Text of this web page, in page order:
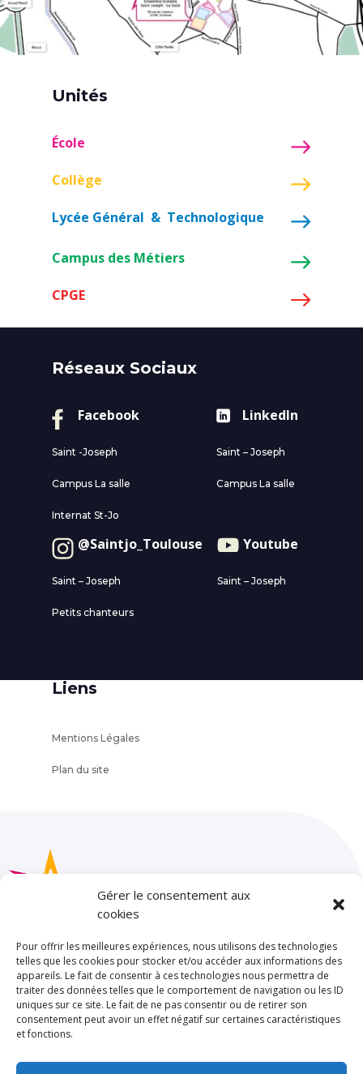
Gérer le consentement aux
cookies
Pour offrir les meilleures expériences, nous utilisons des technologies
telles que les cookies pour stocker et/ou accéder aux informations des
appareils. Le fait de consentir à ces technologies nous permettra de
traiter des données telles que le comportement de navigation ou les ID
uniques sur ce site. Le fait de ne pas consentir ou de retirer son
consentement peut avoir un effet négatif sur certaines caractéristiques
et fonctions.
SAINT JOSEPH – LA SALLE TOULOUSE
85 rue de Limayrac. BP 25202
31079 TOULOUSE CEDEX 5
Standard
Unités
École
Collège
Lycée Général & Technologique
Campus des Métiers
CPGE
Réseaux Sociaux
Facebook
Saint -Joseph
Campus La salle
Internat St-Jo
LinkedIn
Saint – Joseph
Campus La salle
@Saintjo_Toulouse
Saint – Joseph
Petits chanteurs
Youtube
Saint – Joseph
Liens
Mentions Légales
Plan du site